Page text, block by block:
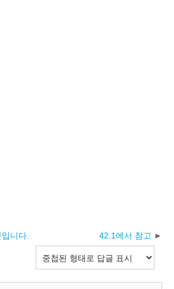
니다. 42.1에서 참고